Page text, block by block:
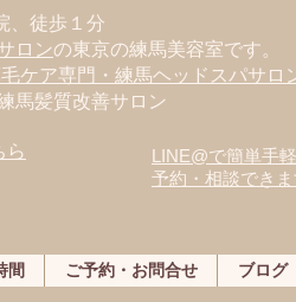
、徒歩１分
ロンの東京の練馬美容室です。
ケア専門・練馬ヘッドスパサロ
馬髪質改善サロン
ら
LINE@で簡単手
予約・相談できま
間 ご予約・お問合せ ブログ